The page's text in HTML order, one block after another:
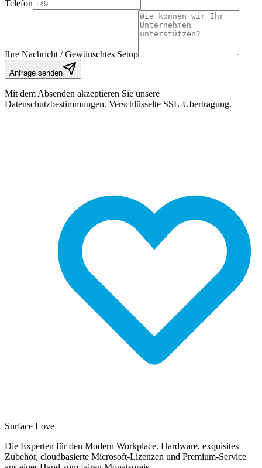
Telefon
Ihre Nachricht / Gewünschtes Setup
Anfrage senden
Mit dem Absenden akzeptieren Sie unsere
Datenschutzbestimmungen. Verschlüsselte SSL-Übertragung.
Surface Love
Die Experten für den Modern Workplace. Hardware, exquisites
Zubehör, cloudbasierte Microsoft-Lizenzen und Premium-Service